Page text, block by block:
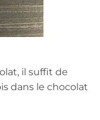
il suffit de
dans le chocolat